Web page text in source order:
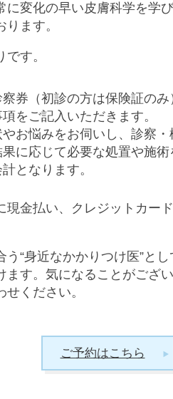
に変化の早い皮膚科学を学
ます。
す。
券（初診の方は保険証のみ
をご記入いただきます。
お悩みをお伺いし、診察・
に応じて必要な処置や施術
となります。
現金払い、クレジットカー
“身近なかかりつけ医”と
ます。気になることがござ
ください。
ご予約はこちら